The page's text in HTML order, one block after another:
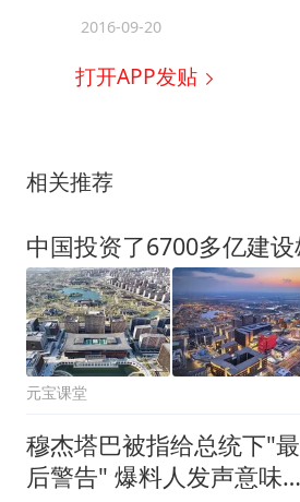
2016-09-20
打开APP发贴
相关推荐
元宝课堂
穆杰塔巴被指给总统下"最
后警告" 爆料人发声意味